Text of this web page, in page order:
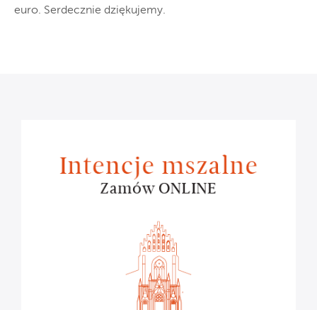
euro. Serdecznie dziękujemy.